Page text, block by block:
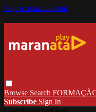
Skip to main content
Browse Search
Subscribe Sign In